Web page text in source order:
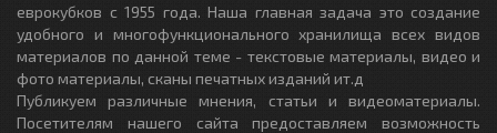
еврокубков с 1955 года. Наша главная задача это создание
удобного и многофункционального хранилища всех видов
материалов по данной теме - текстовые материалы, видео и
фото материалы, сканы печатных изданий ит.д
Публикуем различные мнения, статьи и видеоматериалы.
Посетителям нашего сайта предоставляем возможность